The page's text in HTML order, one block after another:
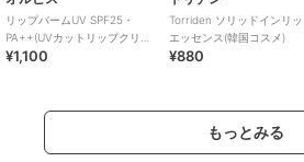
リップバームUV SPF25・
PA++(UVカットリップクリー
ム）
¥1,100
Torriden ソリッドインリ
エッセンス(韓国コスメ)
¥880
もっとみる